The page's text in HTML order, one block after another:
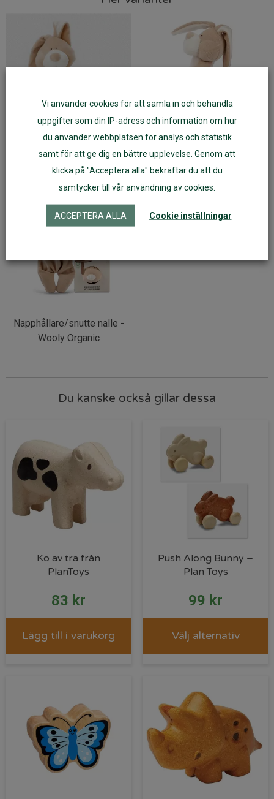
Allergivänlig mjukiskanin från
Wooly Organic
Ekologisk kaninskallra Wooly
Organic
Napphållare/snutte nalle -
Wooly Organic
Du kanske också gillar dessa
Ko av trä från
PlanToys
83 kr
Lägg till i varukorg
Push Along Bunny –
Plan Toys
99 kr
Välj alternativ
Vi använder cookies för att samla in och behandla
uppgifter som din IP-adress och information om hur
du använder webbplatsen för analys och statistik
samt för att ge dig en bättre upplevelse. Genom att
klicka på "Acceptera alla" bekräftar du att du
samtycker till vår användning av cookies.
ACCEPTERA ALLA Cookie inställningar